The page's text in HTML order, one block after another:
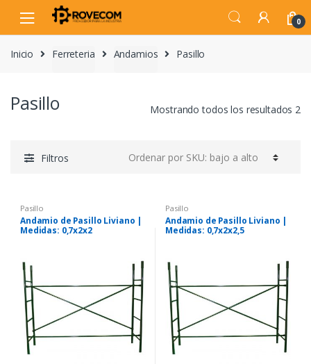
navigation
content
0
Inicio Ferreteria Andamios Pasillo
Pasillo Mostrando todos los resultados 2
Filtros
Pasillo
Andamio de Pasillo Liviano |
Medidas: 0,7x2x2
Pasillo
Andamio de Pasillo Liviano |
Medidas: 0,7x2x2,5